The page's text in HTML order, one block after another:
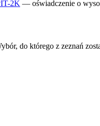
2K — oświadczenie o
do którego z zeznań